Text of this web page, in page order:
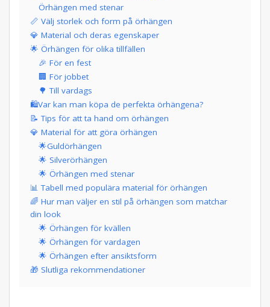
Örhängen med stenar
📏 Välj storlek och form på örhängen
💎 Material och deras egenskaper
🌟 Örhängen för olika tillfällen
🎉 För en fest
🏢 För jobbet
🌳 Till vardags
🛍️Var kan man köpa de perfekta örhängena?
📝 Tips för att ta hand om örhängen
💎 Material för att göra örhängen
🌟Guldörhängen
🌟 Silverörhängen
🌟 Örhängen med stenar
📊 Tabell med populära material för örhängen
🌈 Hur man väljer en stil på örhängen som matchar
din look
🌟 Örhängen för kvällen
🌟 Örhängen för vardagen
🌟 Örhängen efter ansiktsform
🎁 Slutliga rekommendationer